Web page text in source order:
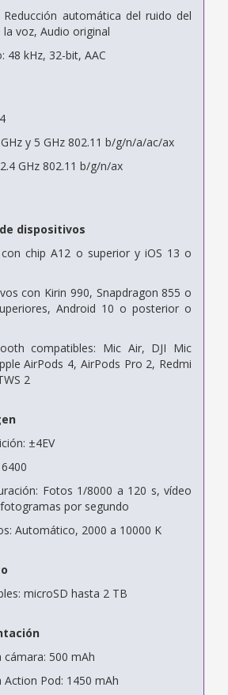
automática del ruido del
voz, Audio original
48 kHz, 32-bit, AAC
y 5 GHz 802.11 b/g/n/a/ac/ax
GHz 802.11 b/g/n/ax
dispositivos
chip A12 o superior y iOS 13 o
con Kirin 990, Snapdragon 855 o
Android 10 o posterior o
compatibles: Mic Air, DJI Mic
AirPods 4, AirPods Pro 2, Redmi
2
±4EV
Fotos 1/8000 a 120 s, vídeo
por segundo
Automático, 2000 a 10000 K
microSD hasta 2 TB
cámara: 500 mAh
Action Pod: 1450 mAh